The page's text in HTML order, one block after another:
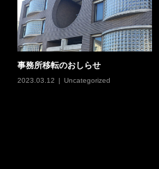
事務所移転のおしらせ
2023.03.12 Uncategorized